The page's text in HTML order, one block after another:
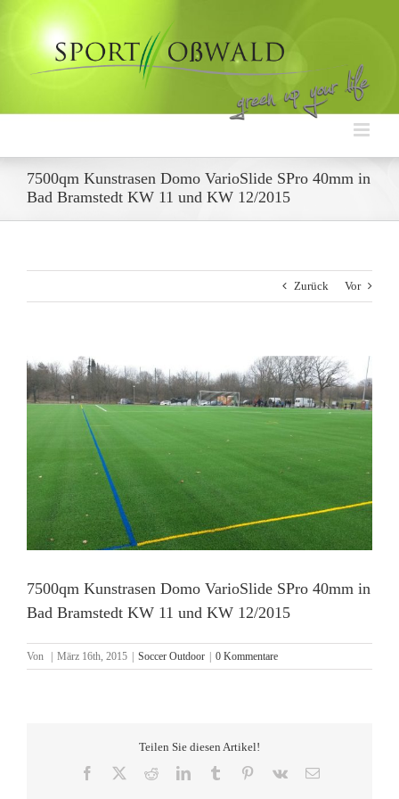
7500qm Kunstrasen Domo VarioSlide SPro 40mm in
Bad Bramstedt KW 11 und KW 12/2015
Zurück Vor
Zeige
grösseres
Bild
7500qm Kunstrasen Domo VarioSlide SPro 40mm in
Bad Bramstedt KW 11 und KW 12/2015
Von März 16th, 2015 Soccer Outdoor 0 Kommentare
Teilen Sie diesen Artikel!
Facebook RedditLinkedInTumblr Pinterest
Vk
E-